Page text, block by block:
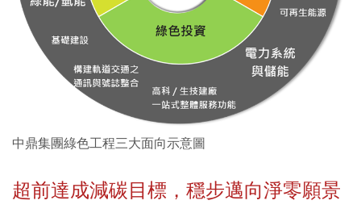
中鼎集團綠色工程三大面向示意圖
超前達成減碳目標，穩步邁向淨零願景